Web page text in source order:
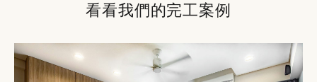
看看我們的完工案例